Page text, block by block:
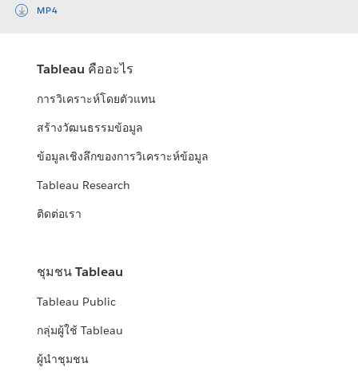
MP4
Tableau คืออะไร
การวิเคราะห์โดยตัวแทน
สร้างวัฒนธรรมข้อมูล
ข้อมูลเชิงลึกของการวิเคราะห์ข้อมูล
Tableau Research
ติดต่อเรา
ชุมชน Tableau
Tableau Public
กลุ่มผู้ใช้ Tableau
ผู้นำชุมชน